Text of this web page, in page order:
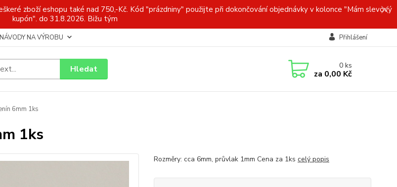
zboží eshopu také nad 750,-Kč. Kód "prázdniny" použijte při dokončování objednávky v kolonce "Mám slevový
kupón". do 31.8.2026. Bižu tým
NÁVODY NA VÝROBU Přihlášení
Hledat 0ks
za 0,00 Kč
6mm 1ks
1ks
Rozměry: cca 6mm, průvlak 1mm Cena za 1ks celý popis